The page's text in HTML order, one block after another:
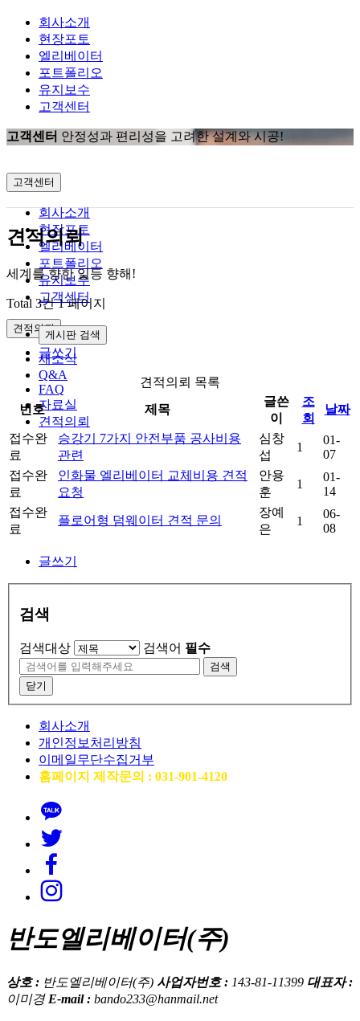
회사소개
현장포토
엘리베이터
포트폴리오
유지보수
고객센터
고객센터 안정성과 편리성을 고려한 설계와 시공!
고객센터
회사소개
현장포토
엘리베이터
포트폴리오
유지보수
고객센터
견적의뢰
새소식
Q&A
FAQ
자료실
견적의뢰
견적의뢰
세계를 향한 일등 향해!
Total 3건1 페이지
게시판 검색
글쓰기
견적의뢰 목록
번호
제목
글쓴
이
조
회
날짜
접수완
료
승강기 7가지 안전부품 공사비용
관련
심창
섭
1
01-
07
접수완
료
인화물 엘리베이터 교체비용 견적
요청
안용
훈
1
01-
14
접수완
료
플로어형 덤웨이터 견적 문의
장예
은
1
06-
08
글쓰기
검색
검색대상 검색어 필수
검색
닫기
회사소개
개인정보처리방침
이메일무단수집거부
홈페이지 제작문의 : 031-901-4120
반도엘리베이터(주)
상호 : 반도엘리베이터(주) 사업자번호 : 143-81-11399 대표자 :
이미경 E-mail : bando233@hanmail.net